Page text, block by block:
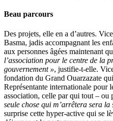
Beau parcours
Des projets, elle en a d’autres.
Basma, jadis accompagnant les
aux personnes âgées maintenant
l’association pour le centre de la
gouvernement », justifie-t-elle.
fondation du Grand Ouarzazate
Représentante internationale pour
association, celle par qui tout – ou
seule chose qui m’arrêtera sera la
surprise cette hyper-active qui se